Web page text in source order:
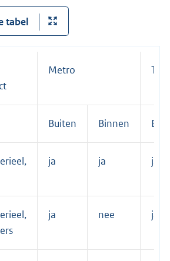
tabel
Metro
Buiten Binnen
ja ja ja
ja nee ja